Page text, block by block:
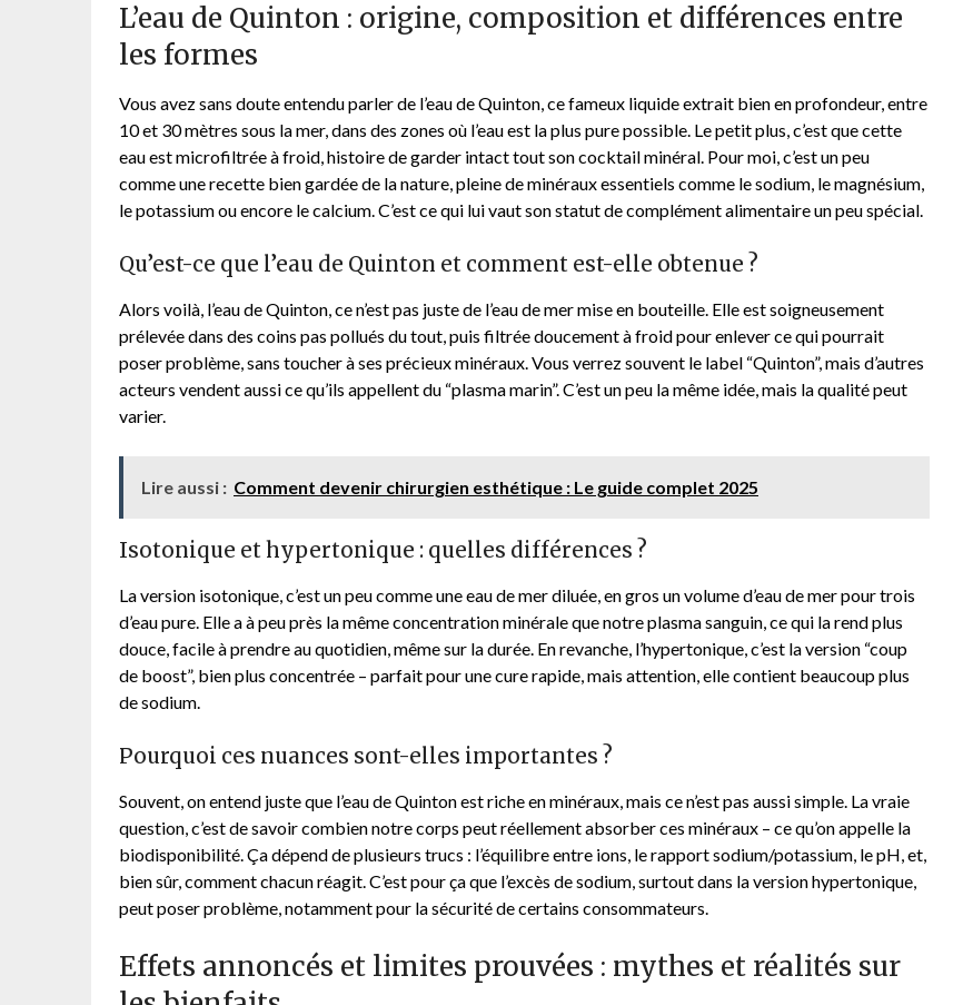
L’eau de Quinton : origine, composition et différences entre
les formes
Vous avez sans doute entendu parler de l’eau de Quinton, ce fameux liquide extrait bien en profondeur, entre
10 et 30 mètres sous la mer, dans des zones où l’eau est la plus pure possible. Le petit plus, c’est que cette
eau est microfiltrée à froid, histoire de garder intact tout son cocktail minéral. Pour moi, c’est un peu
comme une recette bien gardée de la nature, pleine de minéraux essentiels comme le sodium, le magnésium,
le potassium ou encore le calcium. C’est ce qui lui vaut son statut de complément alimentaire un peu spécial.
Qu’est-ce que l’eau de Quinton et comment est-elle obtenue ?
Alors voilà, l’eau de Quinton, ce n’est pas juste de l’eau de mer mise en bouteille. Elle est soigneusement
prélevée dans des coins pas pollués du tout, puis filtrée doucement à froid pour enlever ce qui pourrait
poser problème, sans toucher à ses précieux minéraux. Vous verrez souvent le label “Quinton”, mais d’autres
acteurs vendent aussi ce qu’ils appellent du “plasma marin”. C’est un peu la même idée, mais la qualité peut
varier.
Lire aussi : Comment devenir chirurgien esthétique : Le guide complet 2025
Isotonique et hypertonique : quelles différences ?
La version isotonique, c’est un peu comme une eau de mer diluée, en gros un volume d’eau de mer pour trois
d’eau pure. Elle a à peu près la même concentration minérale que notre plasma sanguin, ce qui la rend plus
douce, facile à prendre au quotidien, même sur la durée. En revanche, l’hypertonique, c’est la version “coup
de boost”, bien plus concentrée – parfait pour une cure rapide, mais attention, elle contient beaucoup plus
de sodium.
Pourquoi ces nuances sont-elles importantes ?
Souvent, on entend juste que l’eau de Quinton est riche en minéraux, mais ce n’est pas aussi simple. La vraie
question, c’est de savoir combien notre corps peut réellement absorber ces minéraux – ce qu’on appelle la
biodisponibilité. Ça dépend de plusieurs trucs : l’équilibre entre ions, le rapport sodium/potassium, le pH, et,
bien sûr, comment chacun réagit. C’est pour ça que l’excès de sodium, surtout dans la version hypertonique,
peut poser problème, notamment pour la sécurité de certains consommateurs.
Effets annoncés et limites prouvées : mythes et réalités sur